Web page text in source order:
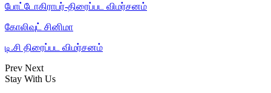
போட்டோகிராபர்-திரைப்பட விமர்சனம்
கோலிவுட் சினிமா
டி.சி திரைப்பட விமர்சனம்
Prev Next
Stay With Us